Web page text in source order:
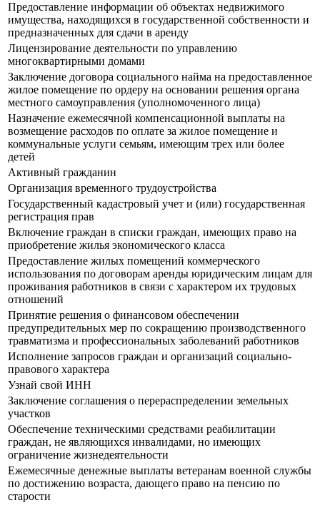
Предоставление информации об объектах недвижимого
имущества, находящихся в государственной собственности и
предназначенных для сдачи в аренду
Лицензирование деятельности по управлению
многоквартирными домами
Заключение договора социального найма на предоставленное
жилое помещение по ордеру на основании решения органа
местного самоуправления (уполномоченного лица)
Назначение ежемесячной компенсационной выплаты на
возмещение расходов по оплате за жилое помещение и
коммунальные услуги семьям, имеющим трех или более
детей
Активный гражданин
Организация временного трудоустройства
Государственный кадастровый учет и (или) государственная
регистрация прав
Включение граждан в списки граждан, имеющих право на
приобретение жилья экономического класса
Предоставление жилых помещений коммерческого
использования по договорам аренды юридическим лицам для
проживания работников в связи с характером их трудовых
отношений
Принятие решения о финансовом обеспечении
предупредительных мер по сокращению производственного
травматизма и профессиональных заболеваний работников
Исполнение запросов граждан и организаций социально-
правового характера
Узнай свой ИНН
Заключение соглашения о перераспределении земельных
участков
Обеспечение техническими средствами реабилитации
граждан, не являющихся инвалидами, но имеющих
ограничение жизнедеятельности
Ежемесячные денежные выплаты ветеранам военной службы
по достижению возраста, дающего право на пенсию по
старости